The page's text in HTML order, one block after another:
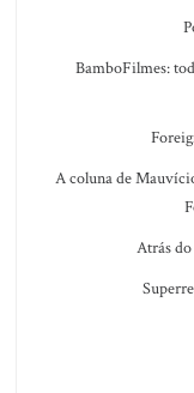
BamboFilmes:
A coluna de
Atrás